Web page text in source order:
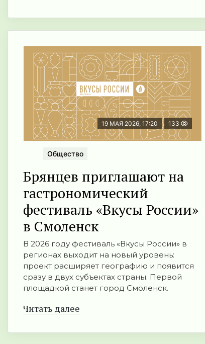
19 МАЯ 2026, 17:20 133
Общество
Брянцев приглашают на
гастрономический
фестиваль «Вкусы России»
в Смоленск
В 2026 году фестиваль «Вкусы России» в
регионах выходит на новый уровень:
проект расширяет географию и появится
сразу в двух субъектах страны. Первой
площадкой станет город Смоленск.
Читать далее